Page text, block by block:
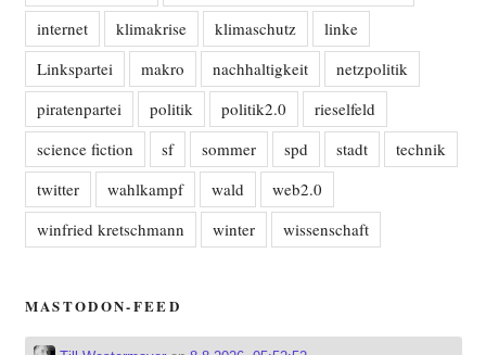
internet
klimakrise klimaschutz
linke
Linkspartei
makro nachhaltigkeit
netzpolitik
piratenpartei
politik politik2.0
rieselfeld
science fiction
sf sommer spd stadt
technik
twitter
wahlkampf wald
web2.0
winfried kretschmann
winter wissenschaft
MASTODON-FEED